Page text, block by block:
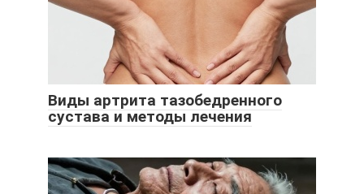
Виды артрита тазобедренного
сустава и методы лечения